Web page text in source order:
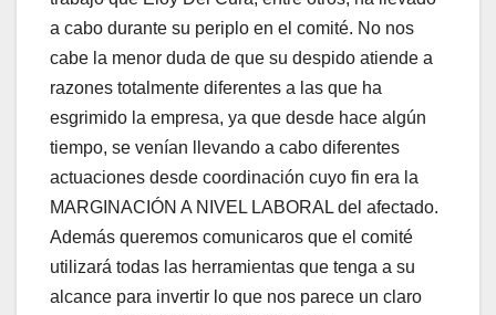
a cabo durante su periplo en el comité. No nos
cabe la menor duda de que su despido atiende a
razones totalmente diferentes a las que ha
esgrimido la empresa, ya que desde hace algún
tiempo, se venían llevando a cabo diferentes
actuaciones desde coordinación cuyo fin era la
MARGINACIÓN A NIVEL LABORAL del afectado.
Además queremos comunicaros que el comité
utilizará todas las herramientas que tenga a su
alcance para invertir lo que nos parece un claro